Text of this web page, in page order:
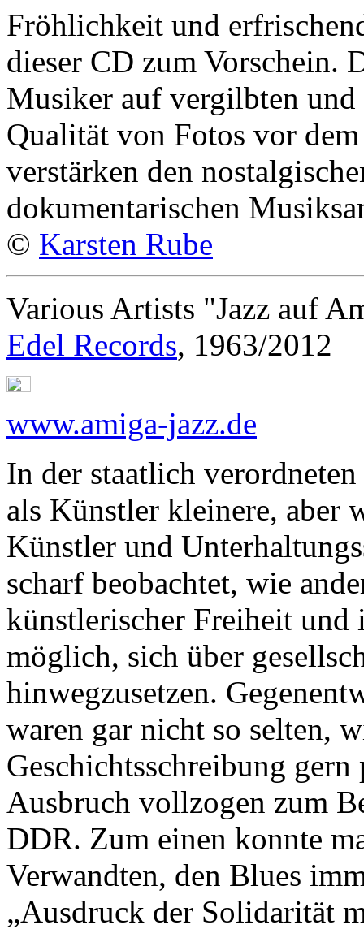
Fröhlichkeit und
dieser CD zum Vorschein.
Musiker auf vergilbten
Qualität von Fotos vor
verstärken den
dokumentarischen
© Karsten Rube
Various Artists "Jazz auf
Edel Records, 1963/2012
www.amiga-jazz.de
In der staatlich
als Künstler kleinere, aber
Künstler und
scharf beobachtet, wie
künstlerischer Freiheit
möglich, sich über
hinwegzusetzen.
waren gar nicht so selten,
Geschichtsschreibung
Ausbruch vollzogen zum
DDR. Zum einen konnte
Verwandten, den Blues
„Ausdruck der Solidarität